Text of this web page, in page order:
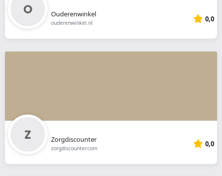
Ouderenwinkel
ouderenwinkel.nl 0,0
Zorgdiscounter
zorgdiscounter.com 0,0